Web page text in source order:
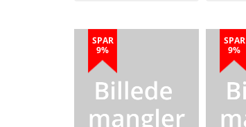
SPAR
9%
SPAR
9%